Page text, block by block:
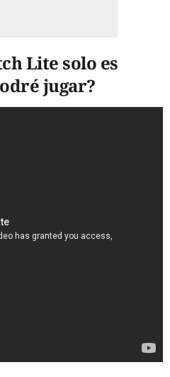
Lite solo es
jugar?